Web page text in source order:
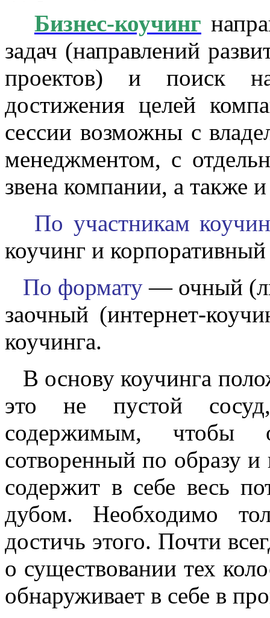
Бизнес-коучинг
задач (направлений
проектов) и поиск
достижения целей
сессии возможны с
менеджментом, с
звена компании, а также
По участникам
коучинг и
По формату — очный
заочный (интернет-
коучинга.
В основу коучинга
это не пустой
содержимым, чтобы
сотворенный по образу
содержит в себе весь
дубом. Необходимо
достичь этого. Почти
о существовании тех
обнаруживает в себе в